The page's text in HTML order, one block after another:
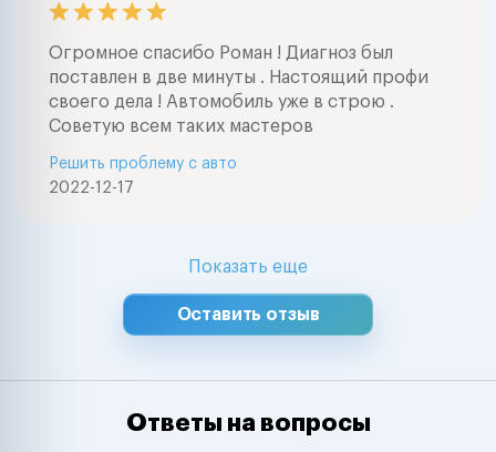
Огромное спасибо Роман ! Диагноз был
поставлен в две минуты . Настоящий профи
своего дела ! Автомобиль уже в строю .
Советую всем таких мастеров
2022-12-17
Решить проблему с авто
Показать еще
Оставить отзыв
Ответы на вопросы